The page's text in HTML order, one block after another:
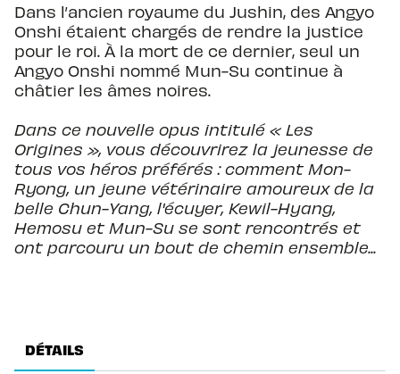
Dans l’ancien royaume du Jushin, des Angyo
Onshi étaient chargés de rendre la justice
pour le roi. À la mort de ce dernier, seul un
Angyo Onshi nommé Mun-Su continue à
châtier les âmes noires.
Dans ce nouvelle opus intitulé « Les
Origines », vous découvrirez la jeunesse de
tous vos héros préférés : comment Mon-
Ryong, un jeune vétérinaire amoureux de la
belle Chun-Yang, l'écuyer, Kewil-Hyang,
Hemosu et Mun-Su se sont rencontrés et
ont parcouru un bout de chemin ensemble...
DÉTAILS